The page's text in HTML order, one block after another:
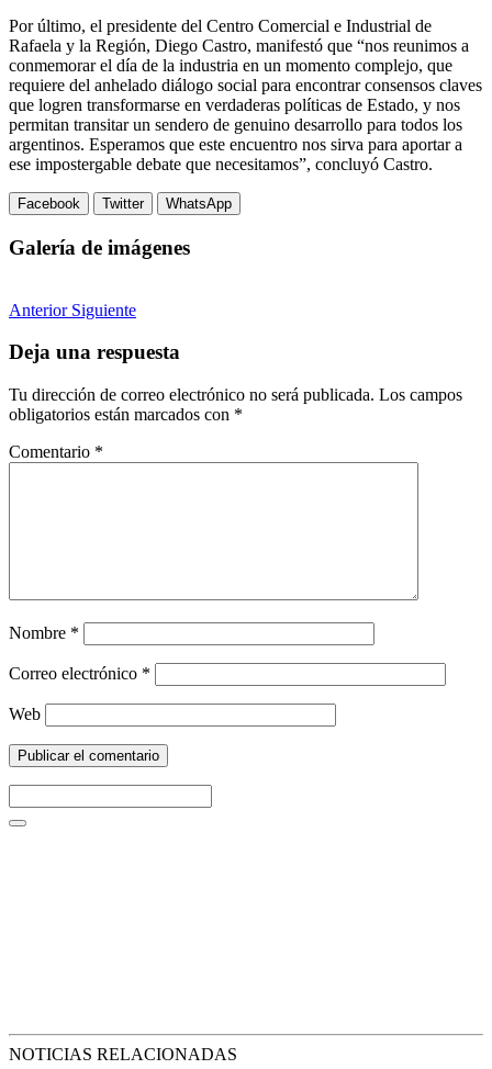
Por último, el presidente del Centro Comercial e Industrial de
Rafaela y la Región, Diego Castro, manifestó que “nos reunimos a
conmemorar el día de la industria en un momento complejo, que
requiere del anhelado diálogo social para encontrar consensos claves
que logren transformarse en verdaderas políticas de Estado, y nos
permitan transitar un sendero de genuino desarrollo para todos los
argentinos. Esperamos que este encuentro nos sirva para aportar a
ese impostergable debate que necesitamos”, concluyó Castro.
Facebook Twitter WhatsApp
Galería de imágenes
Anterior Siguiente
Deja una respuesta
Tu dirección de correo electrónico no será publicada. Los campos
obligatorios están marcados con *
Comentario *
Nombre *
Correo electrónico *
Web
NOTICIAS RELACIONADAS